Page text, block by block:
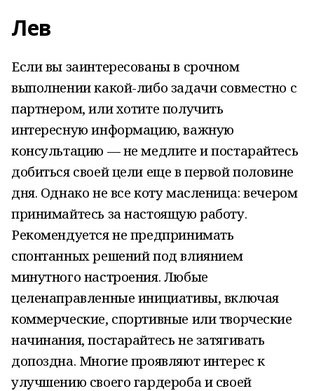
Лев
Если вы заинтересованы в срочном
выполнении какой-либо задачи совместно с
партнером, или хотите получить
интересную информацию, важную
консультацию — не медлите и постарайтесь
добиться своей цели еще в первой половине
дня. Однако не все коту масленица: вечером
принимайтесь за настоящую работу.
Рекомендуется не предпринимать
спонтанных решений под влиянием
минутного настроения. Любые
целенаправленные инициативы, включая
коммерческие, спортивные или творческие
начинания, постарайтесь не затягивать
допоздна. Многие проявляют интерес к
улучшению своего гардероба и своей